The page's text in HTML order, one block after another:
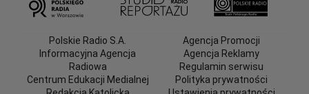
Polskie Radio S.A.
Informacyjna Agencja
Radiowa
Centrum Edukacji Medialnej
Agencja Promocji
Agencja Reklamy
Regulamin serwisu
Polityka prywatności